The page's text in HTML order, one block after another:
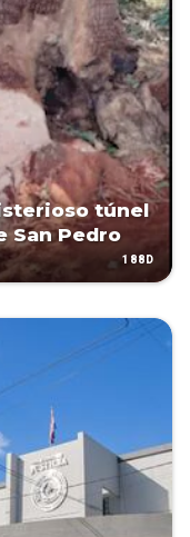
túnel
San Pedro
188D